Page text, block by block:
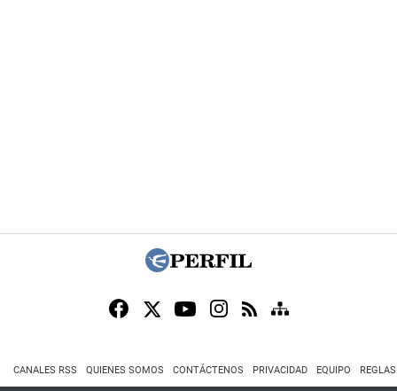
CANALES RSS QUIENES SOMOS CONTÁCTENOS PRIVACIDAD EQUIPO